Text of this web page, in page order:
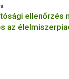
ellenőrzés
az